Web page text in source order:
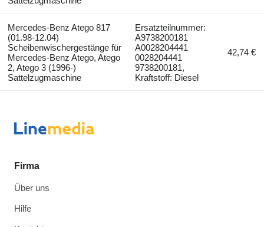
Mercedes-Benz Atego 817
(01.98-12.04)
Scheibenwischergestänge für
Mercedes-Benz Atego, Atego
2, Atego 3 (1996-)
Sattelzugmaschine
Ersatzteilnummer:
A9738200181
A0028204441
0028204441
9738200181,
Kraftstoff: Diesel
42,74 €
Firma
Über uns
Hilfe